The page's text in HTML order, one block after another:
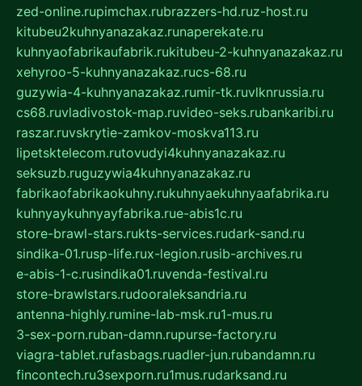
zed-online.rupimchax.rubrazzers-hd.ruz-host.ru
kitubeu2kuhnyanazakaz.runaperekate.ru
kuhnyaofabrikaufabrik.rukitubeu-2-kuhnyanazakaz.ru
xehyroo-5-kuhnyanazakaz.rucs-68.ru
guzywia-4-kuhnyanazakaz.rumir-tk.ruvlknrussia.ru
cs68.ruvladivostok-map.ruvideo-seks.rubankaribi.ru
raszar.ruvskrytie-zamkov-moskva113.ru
lipetsktelecom.rutovudyi4kuhnyanazakaz.ru
seksuzb.ruguzywia4kuhnyanazakaz.ru
fabrikaofabrikaokuhny.rukuhnyaekuhnyaafabrika.ru
kuhnyaykuhnyayfabrika.rue-abis1c.ru
store-brawl-stars.rukts-services.rudark-sand.ru
sindika-01.rusp-life.rux-legion.rusib-archives.ru
e-abis-1-c.rusindika01.ruvenda-festival.ru
store-brawlstars.rudooraleksandria.ru
antenna-highly.rumine-lab-msk.ru1-mus.ru
3-sex-porn.ruban-damn.rupurse-factory.ru
viagra-tablet.rufasbags.ruadler-jun.rubandamn.ru
fincontech.ru3sexporn.ru1mus.rudarksand.ru